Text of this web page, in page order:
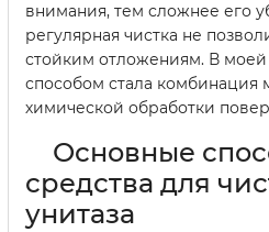
внимания, тем сложнее его
регулярная чистка не
стойким отложениям. В
способом стала комбинация
химической обработки
Основные
средства для
унитаза